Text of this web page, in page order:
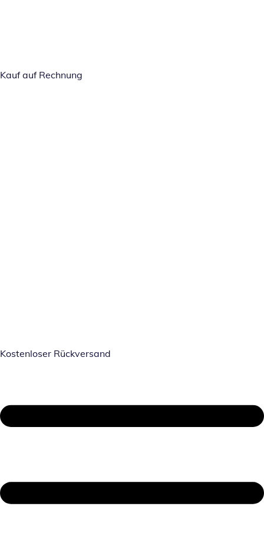
Kauf auf Rechnung
Kostenloser Rückversand